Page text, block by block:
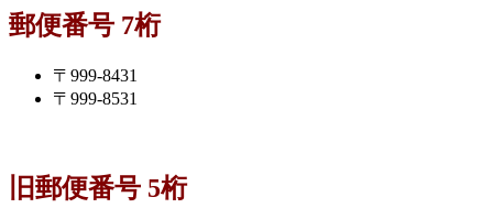
郵便番号 7桁
〒999-8431
〒999-8531
旧郵便番号 5桁